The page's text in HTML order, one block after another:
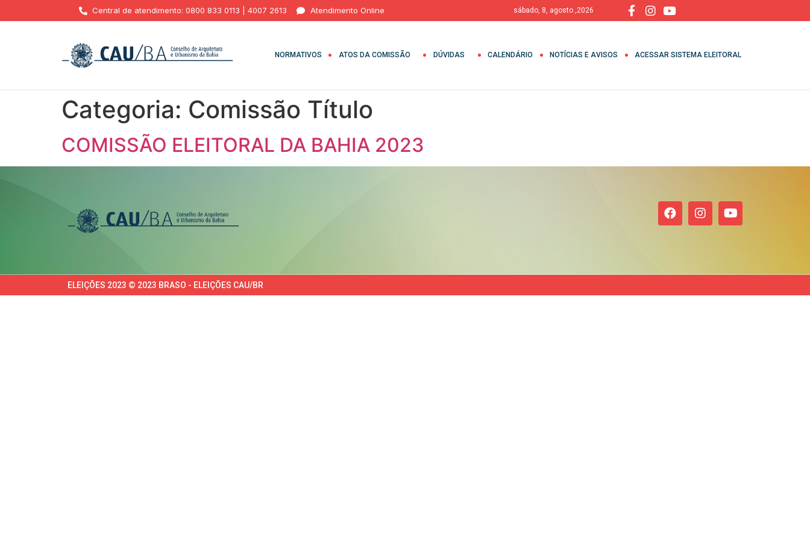
Central de atendimento: 0800 833 0113 | 4007 2613 Atendimento Online sábado, 8, agosto ,2026
NORMATIVOS ATOS DA COMISSÃO DÚVIDAS CALENDÁRIO NOTÍCIAS E AVISOS ACESSAR SISTEMA ELEITORAL
Categoria: Comissão Título
COMISSÃO ELEITORAL DA BAHIA 2023
ELEIÇÕES 2023 © 2023 BRASO - ELEIÇÕES CAU/BR